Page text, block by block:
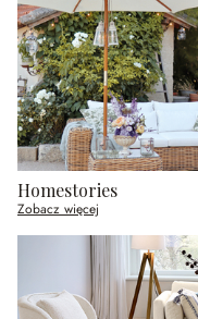
Homestories
Zobacz więcej